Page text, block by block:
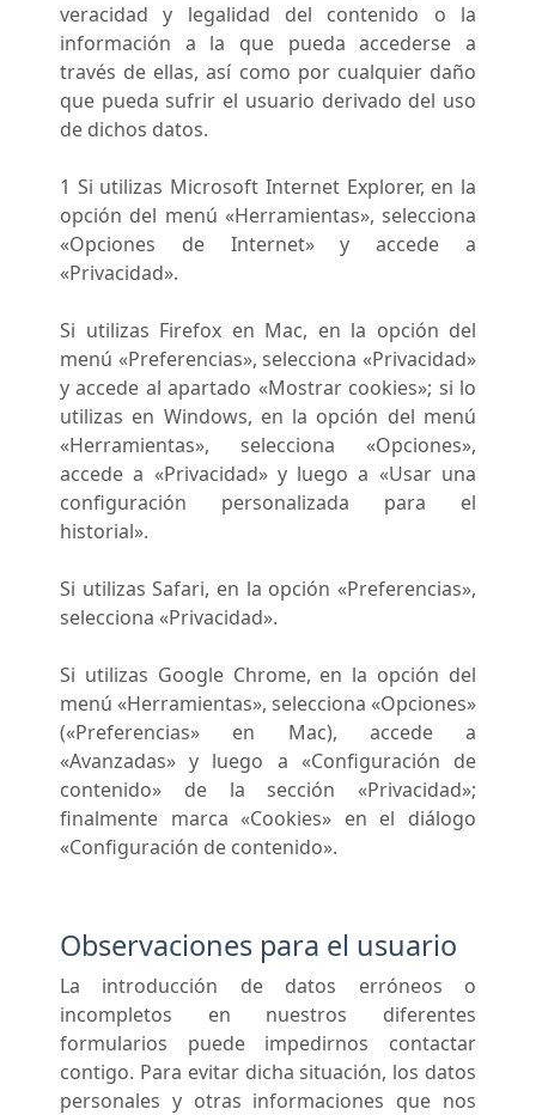
veracidad y legalidad del contenido o la
información a la que pueda accederse a
través de ellas, así como por cualquier daño
que pueda sufrir el usuario derivado del uso
de dichos datos.
1 Si utilizas Microsoft Internet Explorer, en la
opción del menú «Herramientas», selecciona
«Opciones de Internet» y accede a
«Privacidad».
Si utilizas Firefox en Mac, en la opción del
menú «Preferencias», selecciona «Privacidad»
y accede al apartado «Mostrar cookies»; si lo
utilizas en Windows, en la opción del menú
«Herramientas», selecciona «Opciones»,
accede a «Privacidad» y luego a «Usar una
configuración personalizada para el
historial».
Si utilizas Safari, en la opción «Preferencias»,
selecciona «Privacidad».
Si utilizas Google Chrome, en la opción del
menú «Herramientas», selecciona «Opciones»
(«Preferencias» en Mac), accede a
«Avanzadas» y luego a «Configuración de
contenido» de la sección «Privacidad»;
finalmente marca «Cookies» en el diálogo
«Configuración de contenido».
Observaciones para el usuario
La introducción de datos erróneos o
incompletos en nuestros diferentes
formularios puede impedirnos contactar
contigo. Para evitar dicha situación, los datos
personales y otras informaciones que nos